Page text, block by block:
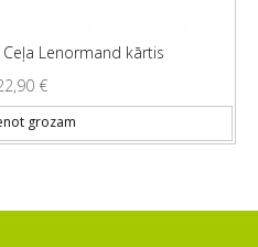
Ceļa Lenormand kārtis
€
grozam